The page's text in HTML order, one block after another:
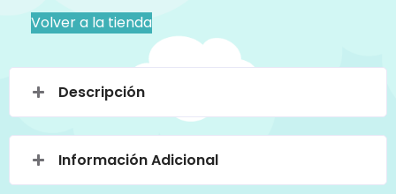
Volver a la tienda
Descripción
Información Adicional